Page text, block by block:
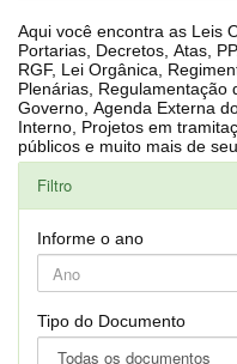
Aqui você encontra as Leis Ordinárias,
Portarias, Decretos, Atas, PPA,
RGF, Lei Orgânica,
Plenárias, Regulamentação
Governo, Agenda Externa do presidente, Relatório do Controle
Interno, Projetos em tramitação na Câmara, Controle dos bens
públicos e muito mais
Filtro
Informe o ano
Tipo do Documento